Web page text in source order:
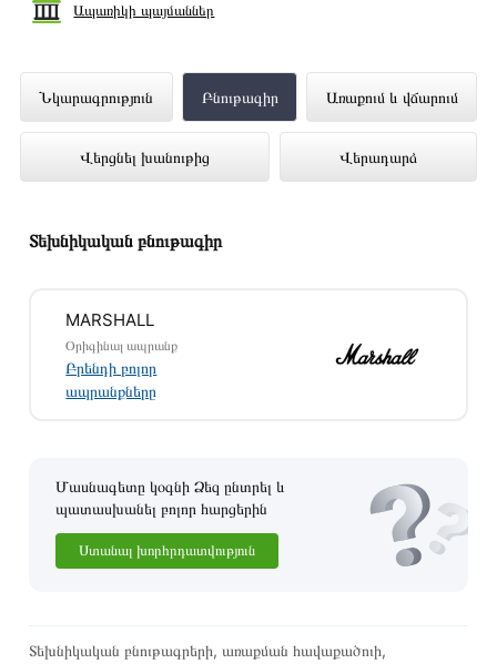
Ապառիկի պայմաններ
Նկարագրություն Բնութագիր Առաքում և վճարում
Վերցնել խանութից Վերադարձ
Շարժական բարձրախոս MARSHALL
Emberton II (Cream) 1006237
ներկայացված է Technomix առցանց
Կարող եք նաև պատվիրել՝ զանգահարելով կայքում նշված
Տեխնիկական բնութագիր
MARSHALL
Օրիգինալ ապրանք
Բրենդի բոլոր
ապրանքները
Մասնագետը կօգնի Ձեզ ընտրել և
պատասխանել բոլոր հարցերին
Ստանալ խորհրդատվություն
Տեխնիկական բնութագրերի, առաքման հավաքածուի,